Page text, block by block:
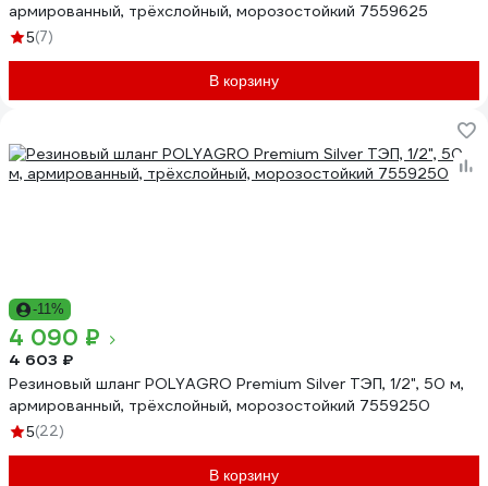
армированный, трёхслойный, морозостойкий 7559625
5(7)
В корзину
-11%
4 090 ₽
4 603 ₽
Резиновый шланг POLYAGRO Premium Silver ТЭП, 1/2", 50 м,
армированный, трёхслойный, морозостойкий 7559250
5(22)
В корзину